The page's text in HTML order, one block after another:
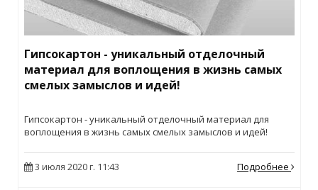
Гипсокартон - уникальный отделочный
материал для воплощения в жизнь самых
смелых замыслов и идей!
Гипсокартон - уникальный отделочный материал для
воплощения в жизнь самых смелых замыслов и идей!
3 июля 2020 г. 11:43 Подробнее